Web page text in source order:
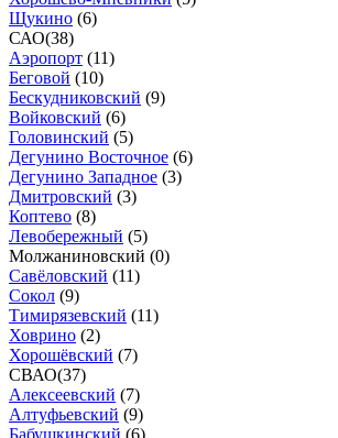
Щукино (6)
САО(38)
Аэропорт (11)
Беговой (10)
Бескудниковский (9)
Войковский (6)
Головинский (5)
Дегунино Восточное (6)
Дегунино Западное (3)
Дмитровский (3)
Коптево (8)
Левобережный (5)
Молжаниновский (0)
Савёловский (11)
Сокол (9)
Тимирязевский (11)
Ховрино (2)
Хорошёвский (7)
СВАО(37)
Алексеевский (7)
Алтуфьевский (9)
Бабушкинский (6)